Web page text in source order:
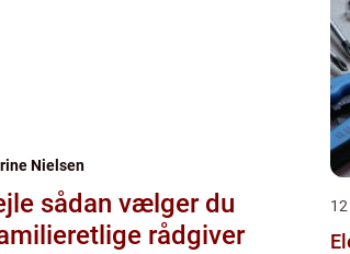
Nielsen
du
rådgiver